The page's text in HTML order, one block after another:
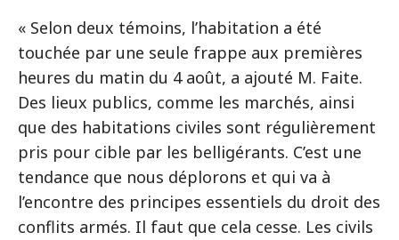
« Selon deux témoins, l’habitation a été
touchée par une seule frappe aux premières
heures du matin du 4 août, a ajouté M. Faite.
Des lieux publics, comme les marchés, ainsi
que des habitations civiles sont régulièrement
pris pour cible par les belligérants. C’est une
tendance que nous déplorons et qui va à
l’encontre des principes essentiels du droit des
conflits armés. Il faut que cela cesse. Les civils